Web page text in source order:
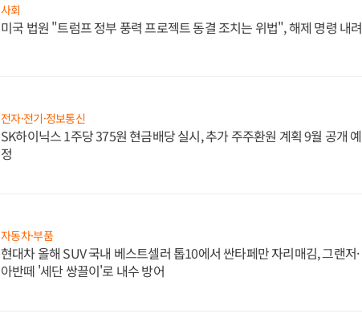
사회
미국 법원 "트럼프 정부 풍력 프로젝트 동결 조치는 위법", 해제 명령 내려
전자·전기·정보통신
SK하이닉스 1주당 375원 현금배당 실시, 추가 주주환원 계획 9월 공개 예
정
자동차·부품
현대차 올해 SUV 국내 베스트셀러 톱10에서 싼타페만 자리매김, 그랜저·
아반떼 '세단 쌍끌이'로 내수 방어